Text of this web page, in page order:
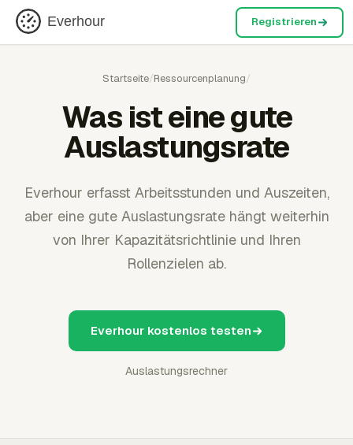
Everhour Registrieren
Startseite/Ressourcenplanung/
Was ist eine gute
Auslastungsrate
Everhour erfasst Arbeitsstunden und Auszeiten,
aber eine gute Auslastungsrate hängt weiterhin
von Ihrer Kapazitätsrichtlinie und Ihren
Rollenzielen ab.
Everhour kostenlos testen
Auslastungsrechner